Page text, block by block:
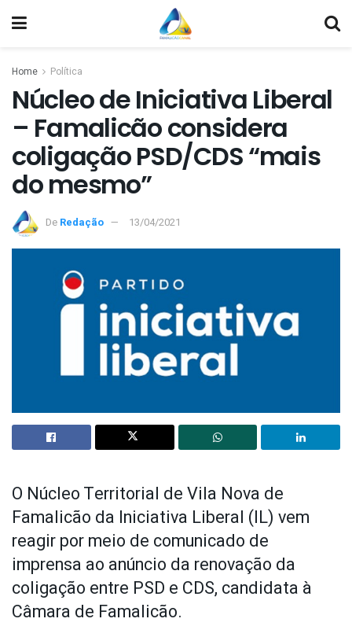
Home Política
Núcleo de Iniciativa Liberal
– Famalicão considera
coligação PSD/CDS “mais
do mesmo”
De Redação 13/04/2021
O Núcleo Territorial de Vila Nova de
Famalicão da Iniciativa Liberal (IL) vem
reagir por meio de comunicado de
imprensa ao anúncio da renovação da
coligação entre PSD e CDS, candidata à
Câmara de Famalicão.